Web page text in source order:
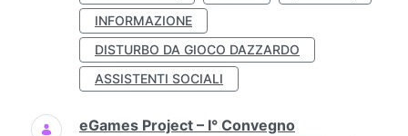
INFORMAZIONE
DISTURBO DA GIOCO DAZZARDO
ASSISTENTI SOCIALI
eGames Project – I° Convegno